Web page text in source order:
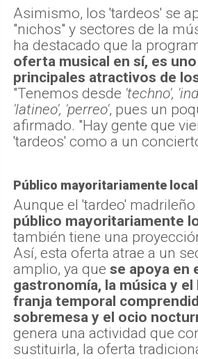
Asimismo, los 'tardeos' se
"nichos" y sectores de la
ha destacado que la
oferta musical en sí, es
principales atractivos de
"Tenemos desde 'techno',
'latineo', 'perreo', pues un
afirmado. "Hay gente que
'tardeos' como a un
Público mayoritariamente local
Aunque el 'tardeo' madrileño
público mayoritariamente
también tiene una
Así, esta oferta atrae a un
amplio, ya que se apoya en
gastronomía, la música y el
franja temporal
sobremesa y el ocio
genera una actividad que
sustituirla, la oferta